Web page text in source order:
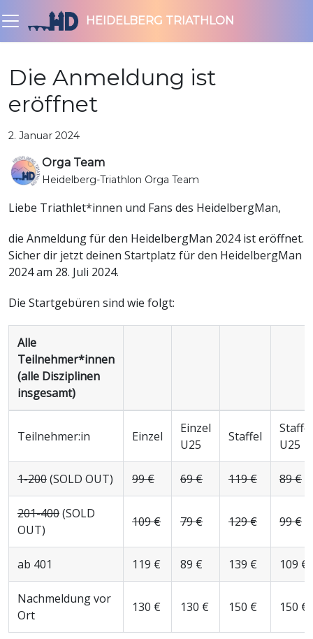
HEIDELBERG TRIATHLON
Die Anmeldung ist
eröffnet
2. Januar 2024
Orga Team
Heidelberg-Triathlon Orga Team
Liebe Triathlet*innen und Fans des HeidelbergMan,
die Anmeldung für den HeidelbergMan 2024 ist eröffnet.
Sicher dir jetzt deinen Startplatz für den HeidelbergMan
2024 am 28. Juli 2024.
Die Startgebüren sind wie folgt:
Alle
Teilnehmer*innen
(alle Disziplinen
insgesamt)
Teilnehmer:in Einzel
Einzel
U25
Staffel
Staffel
U25
1-200(SOLD OUT) 99 € 69 € 119 € 89 €
201-400(SOLD
OUT)
109 € 79 € 129 € 99 €
ab 401 119 € 89 € 139 € 109 €
Nachmeldung vor
Ort
130 € 130 € 150 € 150 €